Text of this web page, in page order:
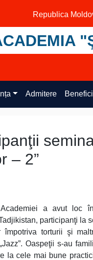
Republica
Admitere
– 2”
a avut loc
participanţi la
împotriva torturii şi
Oaspeţii s-au
la cele mai bune